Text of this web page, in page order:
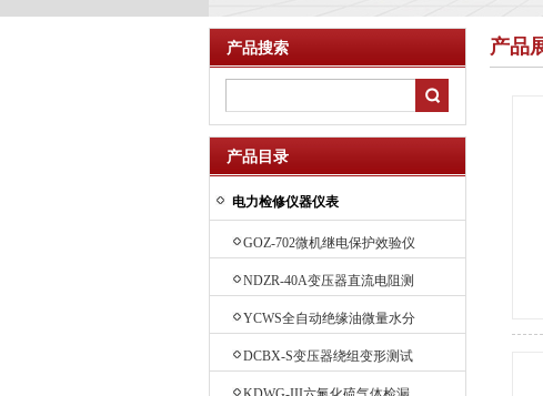
产品搜索
产品目录
电力检修仪器仪表
GOZ-702微机继电保护效验仪
NDZR-40A变压器直流电阻测
YCWS全自动绝缘油微量水分
DCBX-S变压器绕组变形测试
产品